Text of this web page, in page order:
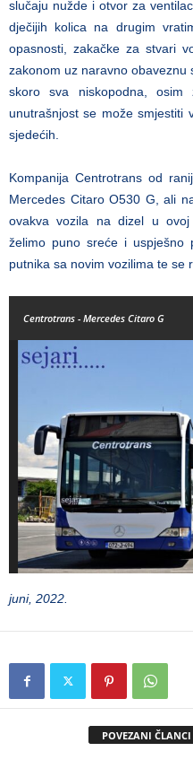
slučaju nužde i otvor za
dječijih kolica na drugim
opasnosti, zakačke za stvari
zakonom uz naravno obaveznu
skoro sva niskopodna,
unutrašnjost se može smjestiti
sjedećih.
Kompanija Centrotrans od
Mercedes Citaro O530 G, ali
ovakva vozila na dizel u ovoj
želimo puno sreće i uspješno
putnika sa novim vozilima te se
Centrotrans - Mercedes Citaro G
juni, 2022.
POVEZANI ČLANCI